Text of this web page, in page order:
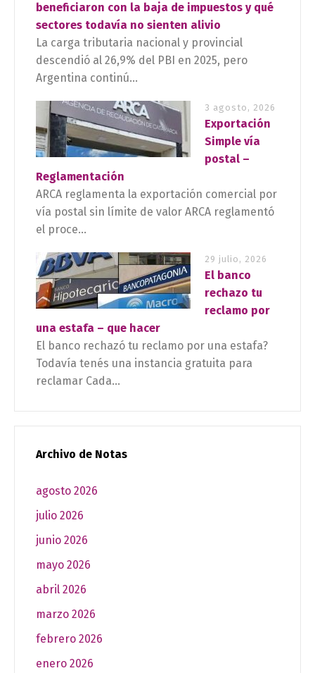
beneficiaron con la baja de impuestos y qué
sectores todavía no sienten alivio
La carga tributaria nacional y provincial
descendió al 26,9% del PBI en 2025, pero
Argentina continú...
3 agosto, 2026
Exportación
Simple vía
postal –
Reglamentación
ARCA reglamenta la exportación comercial por
vía postal sin límite de valor ARCA reglamentó
el proce...
29 julio, 2026
El banco
rechazo tu
reclamo por
una estafa – que hacer
El banco rechazó tu reclamo por una estafa?
Todavía tenés una instancia gratuita para
reclamar Cada...
Archivo de Notas
agosto 2026
julio 2026
junio 2026
mayo 2026
abril 2026
marzo 2026
febrero 2026
enero 2026